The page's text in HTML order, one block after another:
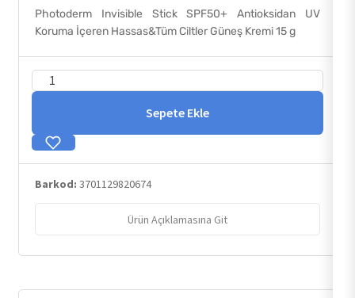
Photoderm Invisible Stick SPF50+ Antioksidan UV
Koruma İçeren Hassas&Tüm Ciltler Güneş Kremi 15 g
Photoderm
Stick
SPF50+
Antioksidan
UV
Koruma
Güneş
Sepete Ekle
Barkod: 3701129820674
Ürün Açıklamasına Git